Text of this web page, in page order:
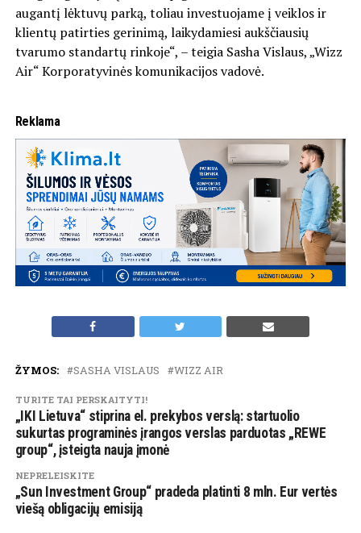
augantį lėktuvų parką, toliau investuojame į veiklos ir
klientų patirties gerinimą, laikydamiesi aukščiausių
tvarumo standartų rinkoje“, – teigia Sasha Vislaus, „Wizz
Air“ Korporatyvinės komunikacijos vadovė.
Reklama
ŽYMOS: SASHA VISLAUS WIZZ AIR
TURITE TAI PERSKAITYTI!
„IKI Lietuva“ stiprina el. prekybos verslą: startuolio
sukurtas programinės įrangos verslas parduotas „REWE
group“, įsteigta nauja įmonė
NEPRELEISKITE
„Sun Investment Group“ pradeda platinti 8 mln. Eur vertės
viešą obligacijų emisiją